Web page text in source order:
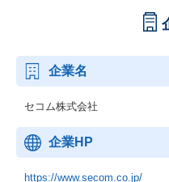
企業名
セコム株式会社
企業HP
https://www.secom.co.jp/